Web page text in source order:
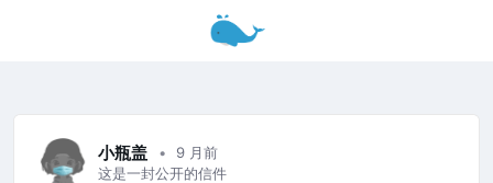
小瓶盖
9 月前
这是一封公开的信件